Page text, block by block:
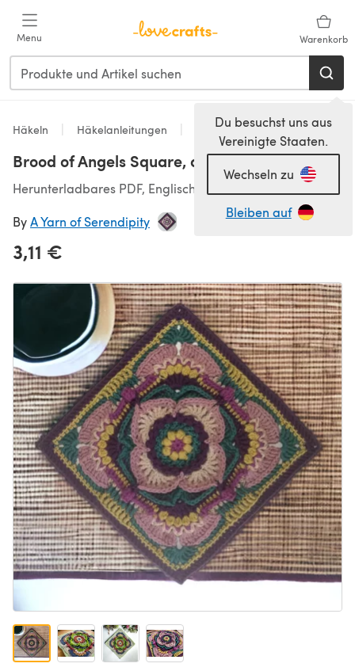
Menu Warenkorb
Du besuchst uns aus
Vereinigte Staaten.
Wechseln zu
Bleiben auf
Häkeln Häkelanleitungen Instructions and Components
Brood of Angels Square, a Legacy Square
Herunterladbares PDF, Englisch
ByA Yarn of Serendipity
3,11 €